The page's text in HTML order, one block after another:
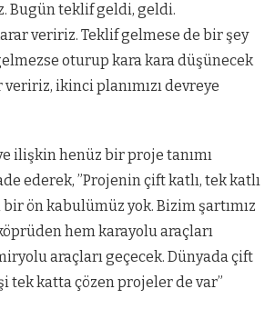
Bugün teklif geldi, geldi.
veririz. Teklif gelmese de bir şey
oturup kara kara düşünecek
ikinci planımızı devreye
ilişkin henüz bir proje tanımı
ederek, ”Projenin çift katlı, tek katlı
ön kabulümüz yok. Bizim şartımız
hem karayolu araçları
araçları geçecek. Dünyada çift
tek katta çözen projeler de var”